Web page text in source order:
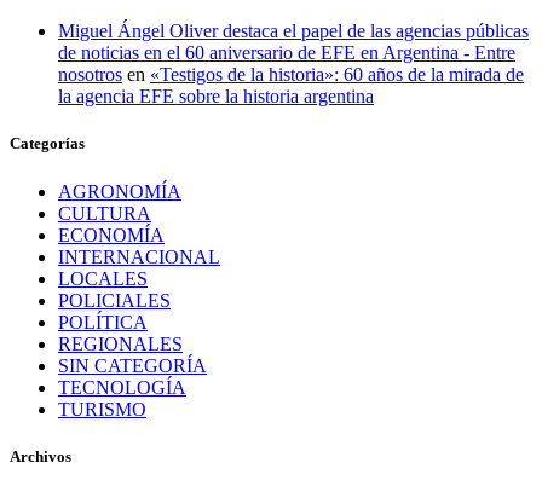
Miguel Ángel Oliver destaca el papel de las agencias públicas
de noticias en el 60 aniversario de EFE en Argentina - Entre
nosotros en «Testigos de la historia»: 60 años de la mirada de
la agencia EFE sobre la historia argentina
Categorías
AGRONOMÍA
CULTURA
ECONOMÍA
INTERNACIONAL
LOCALES
POLICIALES
POLÍTICA
REGIONALES
SIN CATEGORÍA
TECNOLOGÍA
TURISMO
Archivos